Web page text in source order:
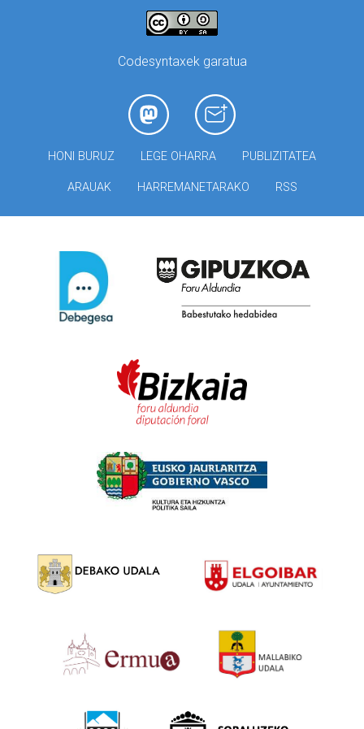
Codesyntaxek garatua
HONI BURUZ LEGE OHARRA PUBLIZITATEA
ARAUAK HARREMANETARAKO RSS